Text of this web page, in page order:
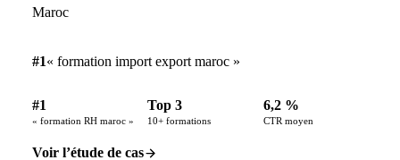
Maroc
#1« formation import export maroc »
#1
« formation RH maroc »
Top 3
10+ formations
6,2 %
CTR moyen
Voir l’étude de cas